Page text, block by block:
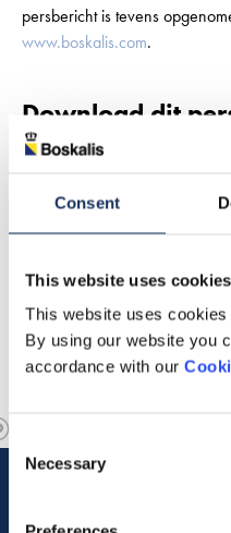
Consent
This website uses cookies
This website uses
By using our website you
accordance with our
Selection
Necessary
persbericht is tevens
www.boskalis.com.
Download dit